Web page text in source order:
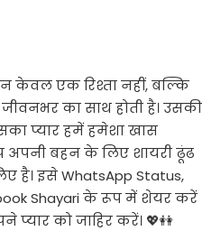
केवल एक रिश्ता नहीं, बल्कि
का साथ होती है। उसकी
प्यार हमें हमेशा खास
अपनी बहन के लिए शायरी ढूंढ
है। इसे WhatsApp Status,
Shayari के रूप में शेयर करें
को जाहिर करें। 💖👭